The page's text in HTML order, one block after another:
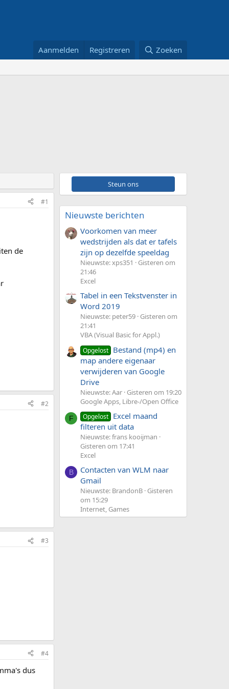
Aanmelden Registreren Zoeken
#1
de
#2
#3
#4
dus
Steun ons
Nieuwste berichten
Voorkomen van meer
wedstrijden als dat er tafels
zijn op dezelfde speeldag
Nieuwste: xps351
Gisteren om
21:46
Excel
Tabel in een Tekstvenster in
Word 2019
Nieuwste: peter59 Gisteren om
21:41
VBA (Visual Basic for Appl.)
Opgelost Bestand (mp4) en
map andere eigenaar
verwijderen van Google
Drive
Nieuwste: Aar Gisteren om 19:20
Google Apps, Libre-/Open Office
F Opgelost Excel maand
filteren uit data
Nieuwste: frans kooijman
Gisteren om 17:41
Excel
B
Contacten van WLM naar
Gmail
Nieuwste: BrandonB Gisteren
om 15:29
Internet, Games